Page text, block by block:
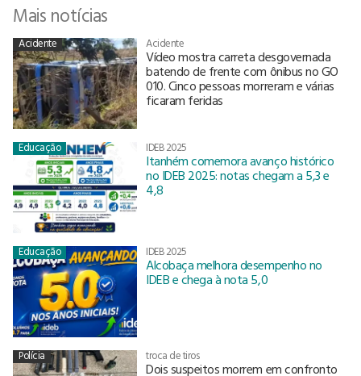
Mais notícias
Acidente Acidente
Vídeo mostra carreta desgovernada
batendo de frente com ônibus no GO
010. Cinco pessoas morreram e várias
ficaram feridas
Educação IDEB 2025
Itanhém comemora avanço histórico
no IDEB 2025: notas chegam a 5,3 e
4,8
Educação IDEB 2025
Alcobaça melhora desempenho no
IDEB e chega à nota 5,0
Polícia troca de tiros
Dois suspeitos morrem em confronto